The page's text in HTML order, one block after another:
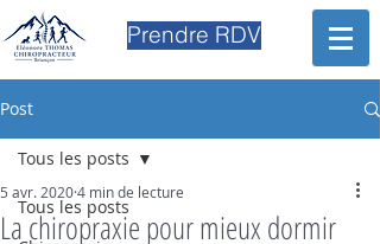
Prendre RDV
Post
Tous les posts
Tous les posts
La chiropraxie pour mieux dormir
5 avr. 20204 min de lecture